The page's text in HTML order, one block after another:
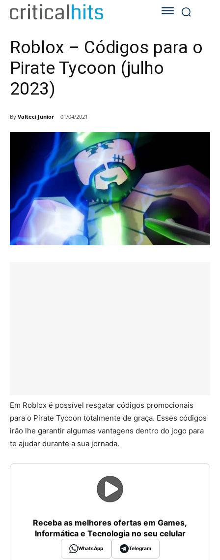
Roblox – Códigos para o
Pirate Tycoon (julho
2023)
By Valteci Junior 01/04/2021
Em Roblox é possível resgatar códigos promocionais
para o Pirate Tycoon totalmente de graça. Esses códigos
irão lhe garantir algumas vantagens dentro do jogo para
te ajudar durante a sua jornada.
Receba as melhores ofertas em Games,
Informática e Tecnologia no seu celular
WhatsApp Telegram